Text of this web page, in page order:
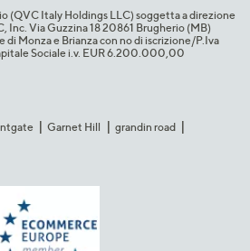
(QVC Italy Holdings LLC) soggetta a direzione
Inc. Via Guzzina 18 20861 Brugherio (MB)​
di Monza e Brianza con no di iscrizione/P.Iva
Sociale i.v. EUR 6.200.000,00​
Garnet Hill
grandin road